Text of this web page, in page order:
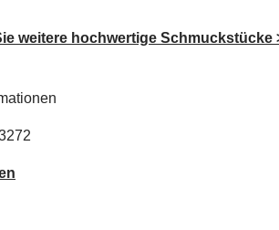
weitere hochwertige Schmuckstücke